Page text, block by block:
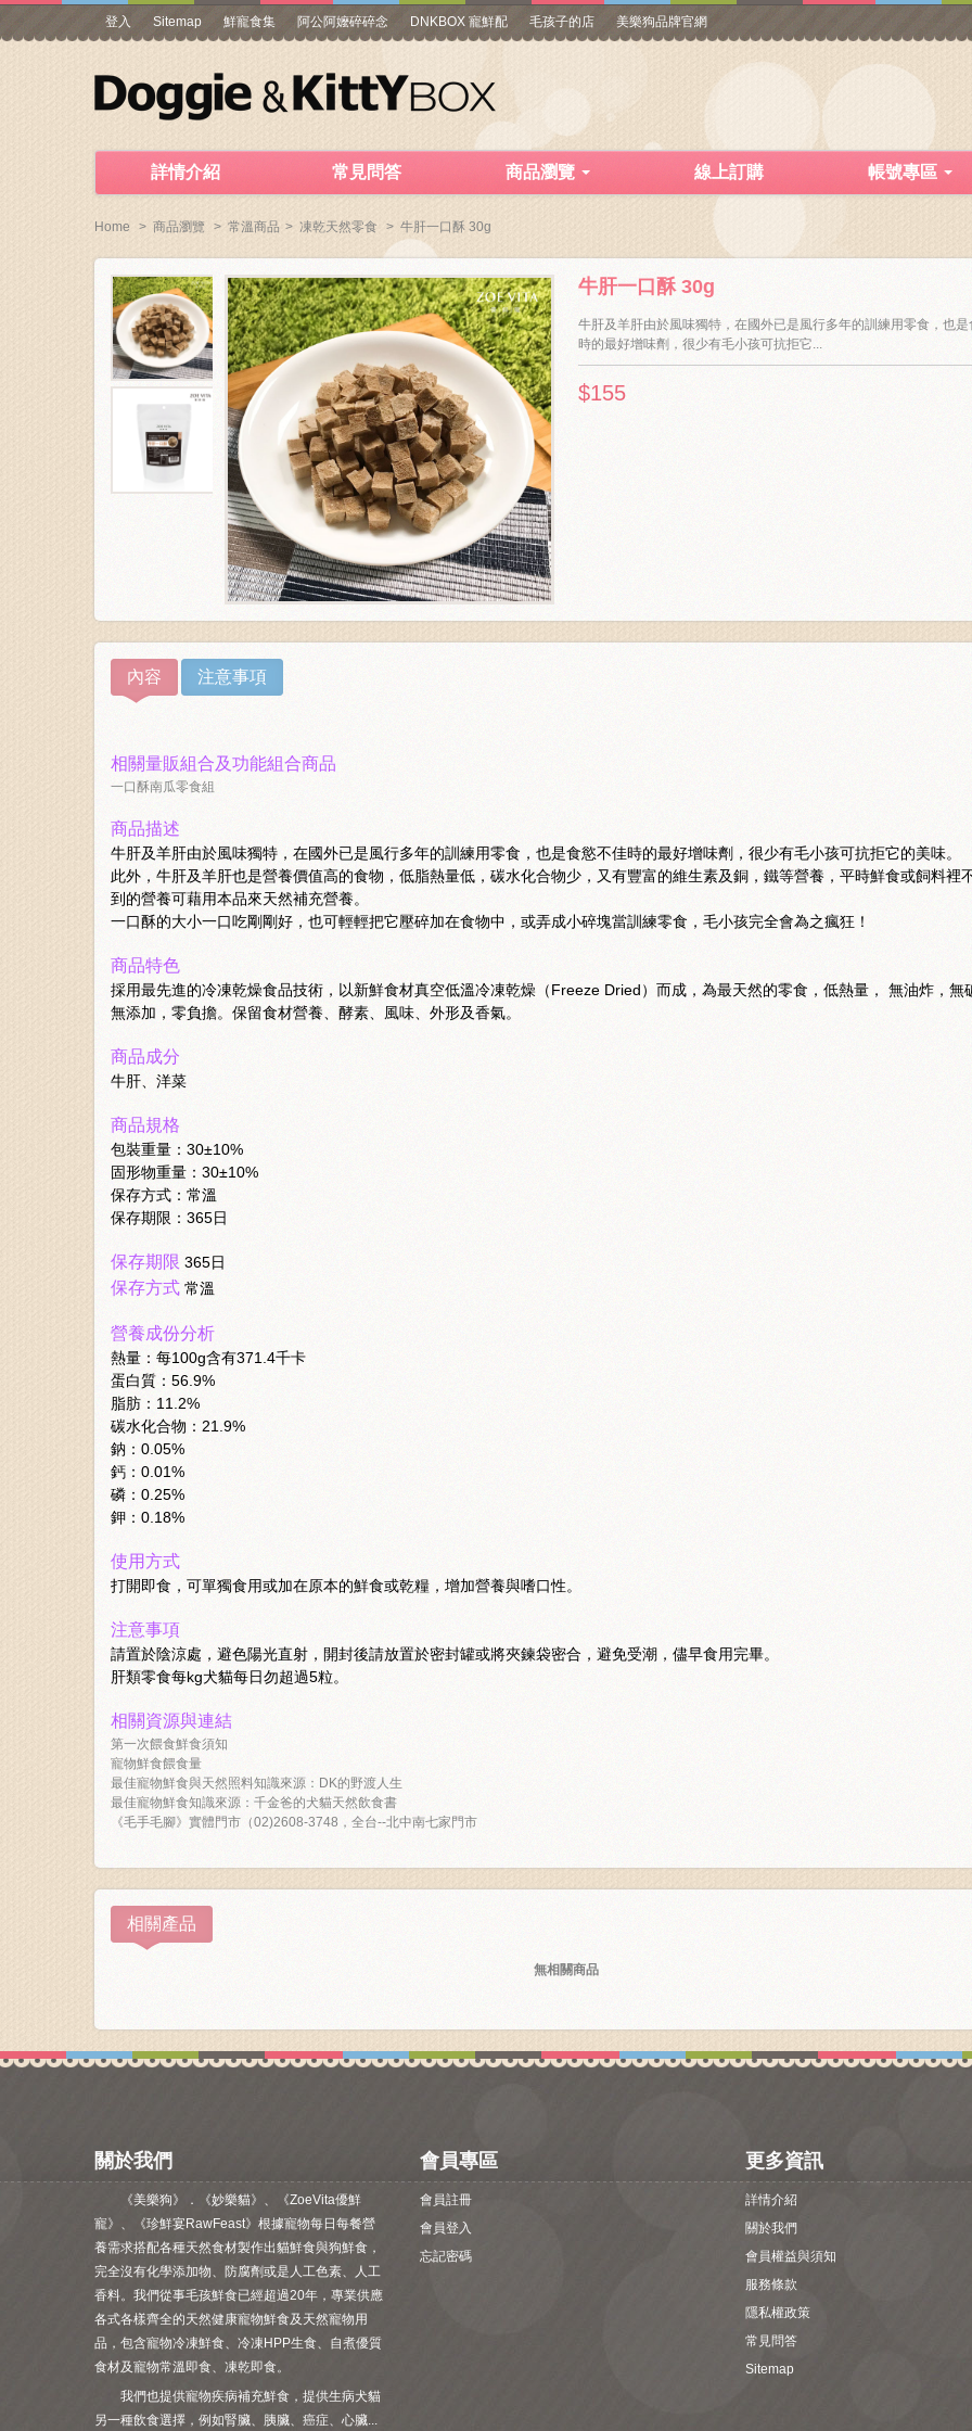
登入 Sitemap 鮮寵食集 阿公阿嬤碎碎念 DNKBOX 寵鮮配 毛孩子的店 美樂狗品牌官網
詳情介紹 常見問答 商品瀏覽 線上訂購 帳號專區
Home > 商品瀏覽 > 常溫商品 > 凍乾天然零食 > 牛肝一口酥 30g
牛肝一口酥 30g
牛肝及羊肝由於風味獨特，在國外已是風行多年的訓練用零食，也是
時的最好增味劑，很少有毛小孩可抗拒它...
$155
內容 注意事項
相關量販組合及功能組合商品
一口酥南瓜零食組
商品描述
牛肝及羊肝由於風味獨特，在國外已是風行多年的訓練用零食，也是食慾不佳時的最好增味劑，很少有毛小孩可抗拒它的美味。
此外，牛肝及羊肝也是營養價值高的食物，低脂熱量低，碳水化合物少，又有豐富的維生素及銅，鐵等營養，平時鮮食或飼料裡
到的營養可藉用本品來天然補充營養。
一口酥的大小一口吃剛剛好，也可輕輕把它壓碎加在食物中，或弄成小碎塊當訓練零食，毛小孩完全會為之瘋狂！
商品特色
採用最先進的冷凍乾燥食品技術，以新鮮食材真空低溫冷凍乾燥（Freeze Dried）而成，為最天然的零食，低熱量， 無油炸，無
無添加，零負擔。保留食材營養、酵素、風味、外形及香氣。
商品成分
牛肝、洋菜
商品規格
包裝重量：30±10%
固形物重量：30±10%
保存方式：常溫
保存期限：365日
保存期限 365日
保存方式 常溫
營養成份分析
熱量：每100g含有371.4千卡
蛋白質：56.9%
脂肪：11.2%
碳水化合物：21.9%
鈉：0.05%
鈣：0.01%
磷：0.25%
鉀：0.18%
使用方式
打開即食，可單獨食用或加在原本的鮮食或乾糧，增加營養與嗜口性。
注意事項
請置於陰涼處，避色陽光直射，開封後請放置於密封罐或將夾鍊袋密合，避免受潮，儘早食用完畢。
肝類零食每kg犬貓每日勿超過5粒。
相關資源與連結
第一次餵食鮮食須知
寵物鮮食餵食量
最佳寵物鮮食與天然照料知識來源：DK的野渡人生
最佳寵物鮮食知識來源：千金爸的犬貓天然飲食書
《毛手毛腳》實體門市（02)2608-3748，全台--北中南七家門市
相關產品
無相關商品
關於我們
《美樂狗》．《妙樂貓》、《ZoeVita優鮮
寵》、《珍鮮宴RawFeast》根據寵物每日每餐營
養需求搭配各種天然食材製作出貓鮮食與狗鮮食，
完全沒有化學添加物、防腐劑或是人工色素、人工
香料。我們從事毛孩鮮食已經超過20年，專業供應
各式各樣齊全的天然健康寵物鮮食及天然寵物用
品，包含寵物冷凍鮮食、冷凍HPP生食、自煮優質
食材及寵物常溫即食、凍乾即食。
我們也提供寵物疾病補充鮮食，提供生病犬貓
另一種飲食選擇，例如腎臟、胰臟、癌症、心臟...
會員專區
會員註冊
會員登入
忘記密碼
更多資訊
詳情介紹
關於我們
會員權益與須知
服務條款
隱私權政策
常見問答
Sitemap